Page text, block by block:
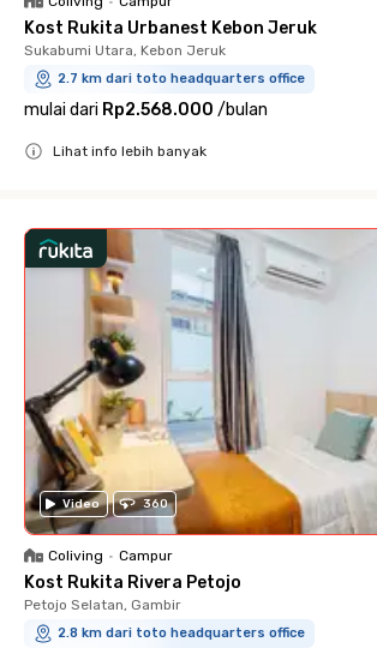
Kost Rukita Urbanest Kebon Jeruk
Sukabumi Utara, Kebon Jeruk
2.7 km dari toto headquarters office
mulai dari Rp2.568.000 /bulan
Lihat info lebih banyak
Video 360
Coliving • Campur
Kost Rukita Rivera Petojo
Petojo Selatan, Gambir
2.8 km dari toto headquarters office